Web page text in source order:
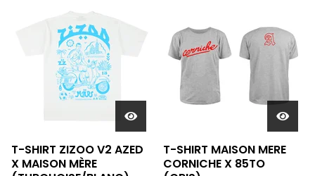
T-SHIRT ZIZOO V2 AZED
X MAISON MÈRE
T-SHIRT MAISON MERE
CORNICHE X 85TO